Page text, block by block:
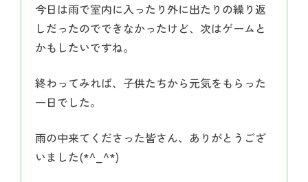
今日は雨で室内に入ったり外に出たりの繰り返
しだったのでできなかったけど、次はゲームと
かもしたいですね。
終わってみれば、子供たちから元気をもらった
一日でした。
雨の中来てくださった皆さん、ありがとうござ
いました(*^_^*)